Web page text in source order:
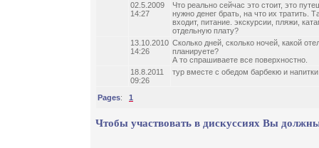
02.5.2009
14:27
Что реально сейчас это стоит, это
нужно денег брать, на что их тратить.
входит, питание. экскурсии, пляжи,
отдельную плату?
13.10.2010
14:26
Сколько дней, сколько ночей, какой
планируете?
А то спрашиваете все поверхностно.
18.8.2011
09:26
тур вместе с обедом барбекю и
Pages: 1
Чтобы участвовать в дискуссиях Вы